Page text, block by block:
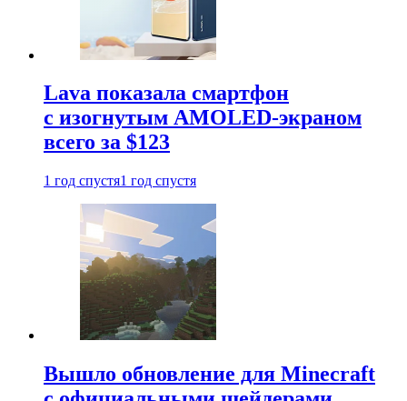
Lava показала смартфон
с изогнутым AMOLED-экраном
всего за $123
1 год спустя1 год спустя
Вышло обновление для Minecraft